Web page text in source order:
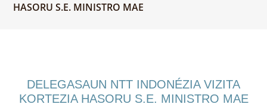
HASORU S.E. MINISTRO MAE
DELEGASAUN NTT INDONÉZIA VIZITA
KORTEZIA HASORU S.E. MINISTRO MAE